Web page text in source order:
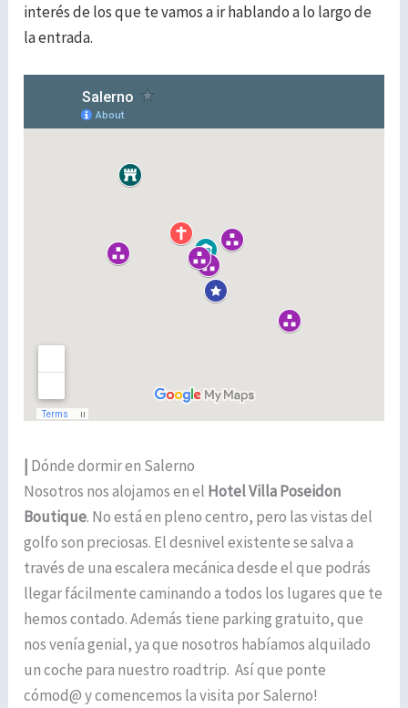
interés de los que te vamos a ir hablando a lo largo de
la entrada.
| Dónde dormir en Salerno
Nosotros nos alojamos en el Hotel Villa Poseidon
Boutique. No está en pleno centro, pero las vistas del
golfo son preciosas. El desnivel existente se salva a
través de una escalera mecánica desde el que podrás
llegar fácilmente caminando a todos los lugares que te
hemos contado. Además tiene parking gratuito, que
nos venía genial, ya que nosotros habíamos alquilado
un coche para nuestro roadtrip. Así que ponte
cómod@ y comencemos la visita por Salerno!